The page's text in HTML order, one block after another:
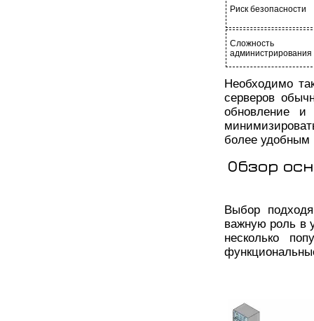
Риск безопасности
Сложность
администрирования
Необходимо
серверов
обновление и
более
Обзор
Выбор
важную роль в
несколько